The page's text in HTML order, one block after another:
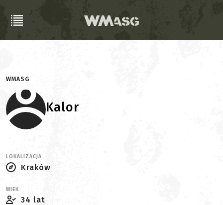
WMASG
Kalor
LOKALIZACJA
Kraków
WIEK
34 lat